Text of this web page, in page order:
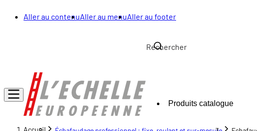
Aller au contenuAller au menuAller au footer
Produits catalogue
Accueil